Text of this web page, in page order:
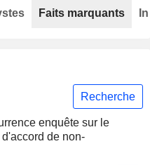
Recherche
enquête sur le
de non-
Faits marquants